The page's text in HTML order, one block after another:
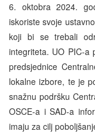
6. oktobra 2024.
iskoriste svoje
koji bi se trebali
integriteta. UO PIC-a
predsjednice
lokalne izbore, te je
snažnu podršku
OSCE-a i SAD-a
imaju za cilj